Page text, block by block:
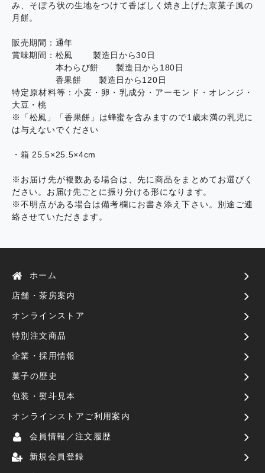
み、そぼろ状の生地をつけて香ばしく焼き上げた京菓子風の
月餅。
販売期間：通年
賞味期間：松風 製造日から30日
本わらび餅 製造日から180日
香果餅 製造日から120日
特定原材料等：小麦・卵・乳成分・アーモンド・オレンジ・
大豆・桃
※「松風」「香果餅」は蜂蜜を含みますので1歳未満の乳児に
は与えないでください
・箱 25.5×25.5×4cm
※お届け先が複数ある場合は、先に商品をまとめてお選びく
ださい。お届け先ごとに振り分ける形になります。
※不明点がある場合は備考欄にお書き添え下さい。別途ご連
絡させていただきます。
ホーム
店舗・茶房案内
オンラインストア
特別注文商品
企業・採用情報
菓子の歴史
包装・熨斗見本
オンラインストアご利用案内
会員情報／注文履歴
新規会員登録